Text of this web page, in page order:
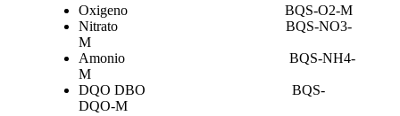
Oxigeno BQS-O2-M
Nitrato BQS-NO3-
M
Amonio BQS-NH4-
M
DQO DBO BQS-
DQO-M